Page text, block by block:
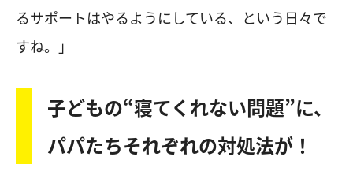
るサポートはやるようにしている、という日々で
すね。」
子どもの“寝てくれない問題”に、
パパたちそれぞれの対処法が！